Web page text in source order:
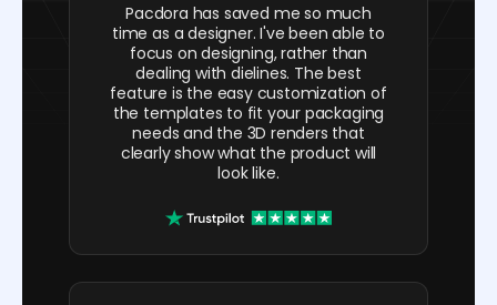
Pacdora has saved me so much
time as a designer. I've been able to
focus on designing, rather than
dealing with dielines. The best
feature is the easy customization of
the templates to fit your packaging
needs and the 3D renders that
clearly show what the product will
look like.